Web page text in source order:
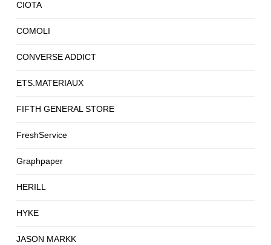
CIOTA
COMOLI
CONVERSE ADDICT
ETS.MATERIAUX
FIFTH GENERAL STORE
FreshService
Graphpaper
HERILL
HYKE
JASON MARKK